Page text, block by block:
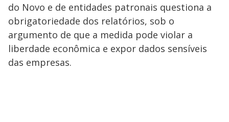
do Novo e de entidades patronais questiona a
obrigatoriedade dos relatórios, sob o
argumento de que a medida pode violar a
liberdade econômica e expor dados sensíveis
das empresas.